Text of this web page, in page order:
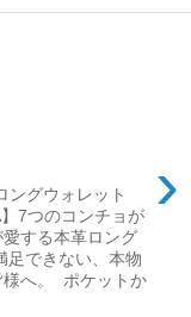
›
グウォレット
7つのコンチョが
する本革ロング
足できない、本物
様へ。 ポケットか